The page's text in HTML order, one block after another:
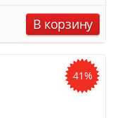
В корзину
41%